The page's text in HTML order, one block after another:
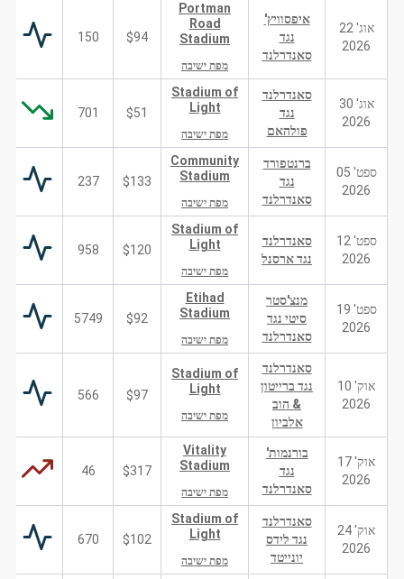
אוג' 22
2026
איפסוויץ'
נגד
סאנדרלנד
Portman
Road
Stadium
מפת ישיבה
$94
150
אוג' 30
2026
סאנדרלנד
נגד
פולהאם
Stadium of
Light
מפת ישיבה
$51
701
ספט' 05
2026
ברנטפורד
נגד
סאנדרלנד
Community
Stadium
מפת ישיבה
$133
237
ספט' 12
2026
סאנדרלנד
נגד ארסנל
Stadium of
Light
מפת ישיבה
$120
958
ספט' 19
2026
מנצ'סטר
סיטי נגד
סאנדרלנד
Etihad
Stadium
מפת ישיבה
$92
5749
אוק' 10
2026
סאנדרלנד
נגד ברייטון
& הוב
אלביון
Stadium of
Light
מפת ישיבה
$97
566
אוק' 17
2026
בורנמות'
נגד
סאנדרלנד
Vitality
Stadium
מפת ישיבה
$317
46
אוק' 24
2026
סאנדרלנד
נגד לידס
יונייטד
Stadium of
Light
מפת ישיבה
$102
670